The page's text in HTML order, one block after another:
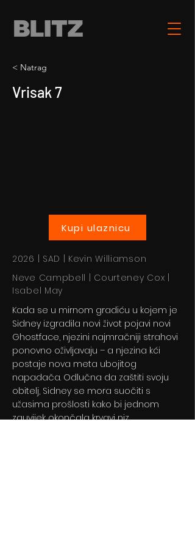
< Natrag
Vrisak 7
Kupi ulaznicu
2026 | SAD | Kevin Williamson
Neve Campbell | Courteney Cox |
Isabel May
Kada se u mirnom gradiću u kojem je
Sidney izgradila novi život pojavi novi
Ghostface, njezini najmračniji strahovi
ponovno oživljavaju – a njezina kći
postaje nova meta ubojitog
napadača. Odlučna da zaštiti svoju
obitelj, Sidney se mora suočiti s
užasima prošlosti kako bi jednom
zauvijek okončala krvavi niz.